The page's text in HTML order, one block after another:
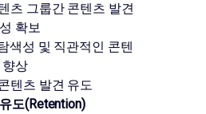
츠 그룹간 콘텐츠 발견
확보
색성 및 직관적인 콘텐
향상
텐츠 발견 유도
도(Retention)